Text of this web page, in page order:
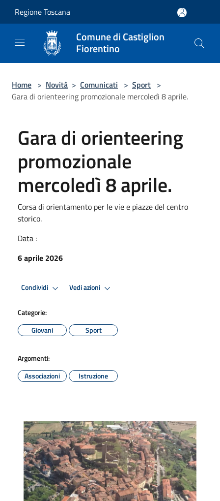
Regione Toscana
Comune di Castiglion
Fiorentino
Home > Novità > Comunicati > Sport >
Gara di orienteering promozionale mercoledì 8 aprile.
Gara di orienteering
promozionale
mercoledì 8 aprile.
Corsa di orientamento per le vie e piazze del centro
storico.
Data :
6 aprile 2026
Condividi Vedi azioni
Categorie:
Giovani
Sport
Argomenti:
Associazioni
Istruzione